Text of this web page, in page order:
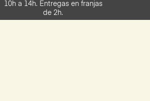
10h a 14h. Entregas en franjas
de 2h.